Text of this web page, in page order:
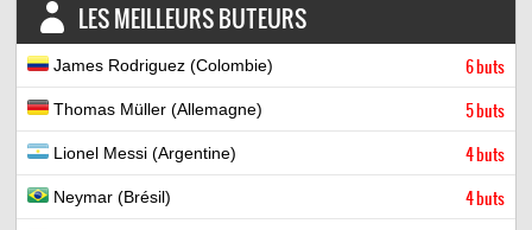
LES MEILLEURS BUTEURS
James Rodriguez (Colombie) 6 buts
Thomas Müller (Allemagne) 5 buts
Lionel Messi (Argentine) 4 buts
Neymar (Brésil) 4 buts